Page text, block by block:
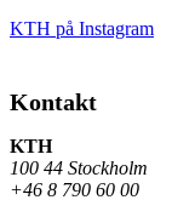
KTH på Instagram
Kontakt
KTH
100 44 Stockholm
+46 8 790 60 00